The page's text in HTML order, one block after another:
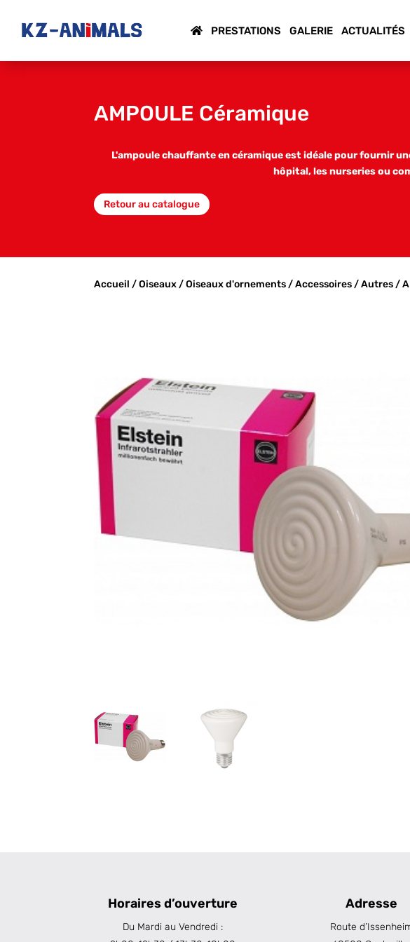
PRESTATIONS GALERIE ACTUALITÉS
AMPOULE Céramique
L'ampoule chauffante en céramique est idéale pour fournir
hôpital, les nurseries ou
Retour au catalogue
Accueil /Oiseaux/Oiseaux d'ornements/Accessoires/Autres/
Horaires d’ouverture
Du Mardi au Vendredi :
Adresse
Route